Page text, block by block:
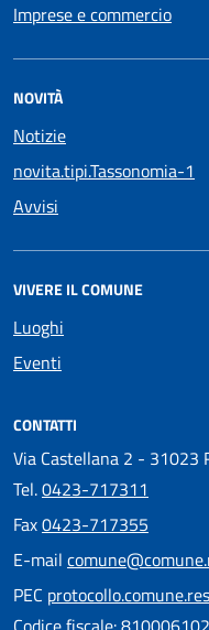
Imprese e commercio
NOVITÀ
Notizie
novita.tipi.Tassonomia-1
Avvisi
VIVERE IL COMUNE
Luoghi
Eventi
CONTATTI
Via Castellana 2 - 31023
Tel.0423-717311
Fax0423-717355
E-mail
PEC